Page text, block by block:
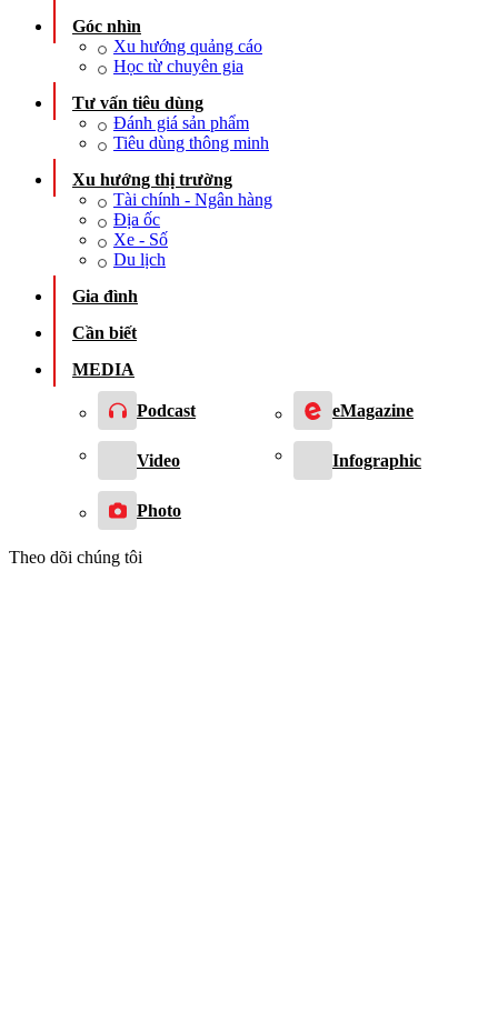
Góc nhìn
Xu hướng quảng cáo
Học từ chuyên gia
Tư vấn tiêu dùng
Đánh giá sản phẩm
Tiêu dùng thông minh
Xu hướng thị trường
Tài chính - Ngân hàng
Địa ốc
Xe - Số
Du lịch
Gia đình
Cần biết
MEDIA
Podcast eMagazine
Video Infographic
Photo
Theo dõi chúng tôi